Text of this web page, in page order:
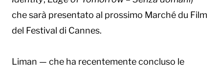
che sarà presentato al prossimo Marché du Film
del Festival di Cannes.
Liman — che ha recentemente concluso le